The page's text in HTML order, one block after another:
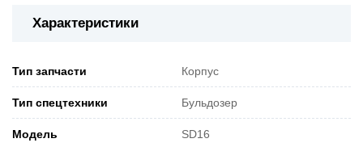
Характеристики
Тип запчасти Корпус
Тип спецтехники Бульдозер
Модель SD16